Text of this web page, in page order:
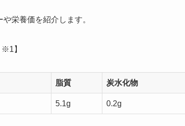
栄養価を紹介します。
※1 】
脂質 炭水化物
5.1g 0.2g